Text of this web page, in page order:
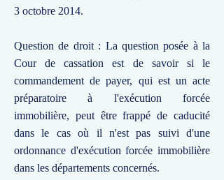
3 octobre 2014.
Question de droit : La question posée à la
Cour de cassation est de savoir si le
commandement de payer, qui est un acte
préparatoire à l'exécution forcée
immobilière, peut être frappé de caducité
dans le cas où il n'est pas suivi d'une
ordonnance d'exécution forcée immobilière
dans les départements concernés.